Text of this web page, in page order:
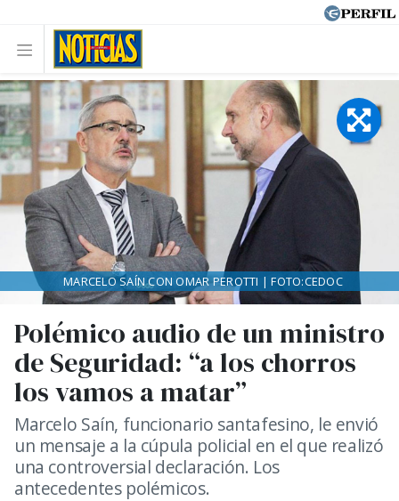
Polémico audio de un ministro
de Seguridad: “a los chorros
los vamos a matar”
Marcelo Saín, funcionario santafesino, le envió
un mensaje a la cúpula policial en el que realizó
una controversial declaración. Los
antecedentes polémicos.
MARCELO SAÍN CON OMAR PEROTTI | FOTO:CEDOC